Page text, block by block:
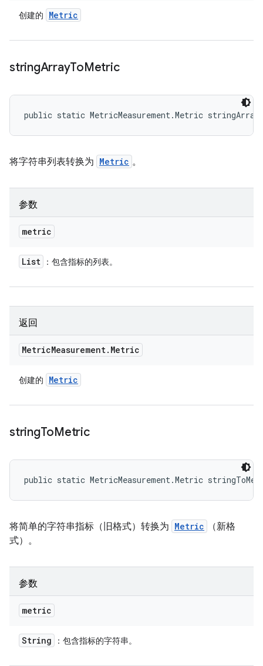
创建的 Metric
stringArrayToMetric
public static MetricMeasurement.Metric
将字符串列表转换为 Metric 。
参数
metric
List ：包含指标的列表。
返回
MetricMeasurement. Metric
创建的 Metric
stringToMetric
public static MetricMeasurement.Metric
将简单的字符串指标（旧格式）转换为 Metric
（新格
式）。
参数
metric
String ：包含指标的字符串。